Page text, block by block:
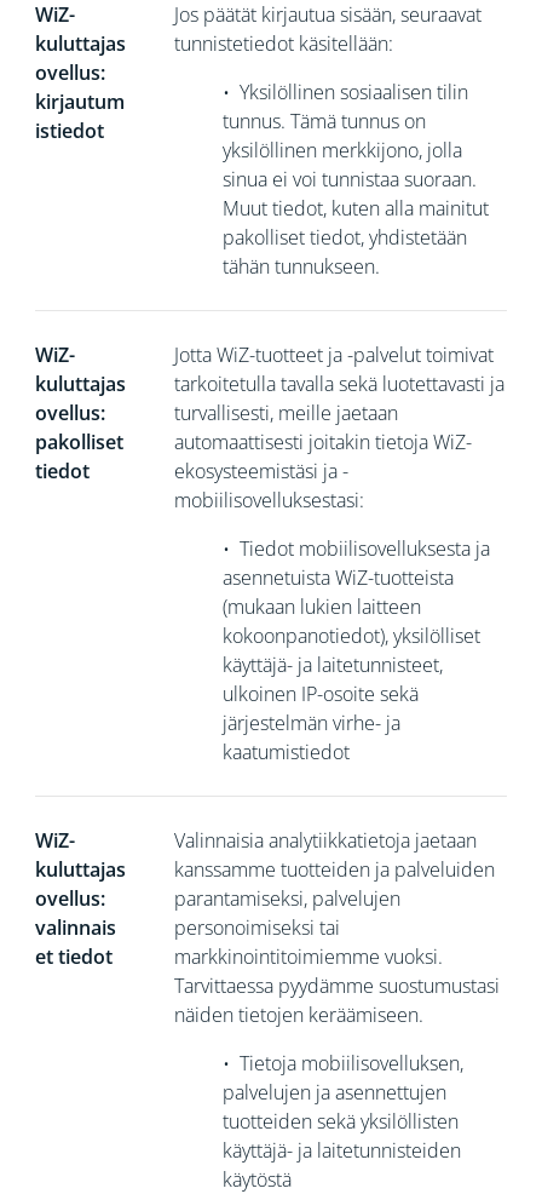
WiZ-
kuluttajas
ovellus:
kirjautum
istiedot
Jos päätät kirjautua sisään, seuraavat
tunnistetiedot käsitellään:
• Yksilöllinen sosiaalisen tilin
tunnus. Tämä tunnus on
yksilöllinen merkkijono, jolla
sinua ei voi tunnistaa suoraan.
Muut tiedot, kuten alla mainitut
pakolliset tiedot, yhdistetään
tähän tunnukseen.
WiZ-
kuluttajas
ovellus:
pakolliset
tiedot
Jotta WiZ-tuotteet ja -palvelut toimivat
tarkoitetulla tavalla sekä luotettavasti ja
turvallisesti, meille jaetaan
automaattisesti joitakin tietoja WiZ-
ekosysteemistäsi ja -
mobiilisovelluksestasi:
• Tiedot mobiilisovelluksesta ja
asennetuista WiZ-tuotteista
(mukaan lukien laitteen
kokoonpanotiedot), yksilölliset
käyttäjä- ja laitetunnisteet,
ulkoinen IP-osoite sekä
järjestelmän virhe- ja
kaatumistiedot
WiZ-
kuluttajas
ovellus:
valinnais
et tiedot
Valinnaisia analytiikkatietoja jaetaan
kanssamme tuotteiden ja palveluiden
parantamiseksi, palvelujen
personoimiseksi tai
markkinointitoimiemme vuoksi.
Tarvittaessa pyydämme suostumustasi
näiden tietojen keräämiseen.
• Tietoja mobiilisovelluksen,
palvelujen ja asennettujen
tuotteiden sekä yksilöllisten
käyttäjä- ja laitetunnisteiden
käytöstä